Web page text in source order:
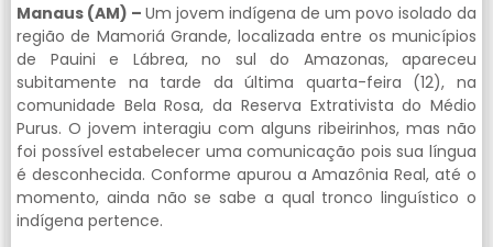
Manaus (AM) – Um jovem indígena de um povo isolado da
região de Mamoriá Grande, localizada entre os municípios
de Pauini e Lábrea, no sul do Amazonas, apareceu
subitamente na tarde da última quarta-feira (12), na
comunidade Bela Rosa, da Reserva Extrativista do Médio
Purus. O jovem interagiu com alguns ribeirinhos, mas não
foi possível estabelecer uma comunicação pois sua língua
é desconhecida. Conforme apurou a Amazônia Real, até o
momento, ainda não se sabe a qual tronco linguístico o
indígena pertence.